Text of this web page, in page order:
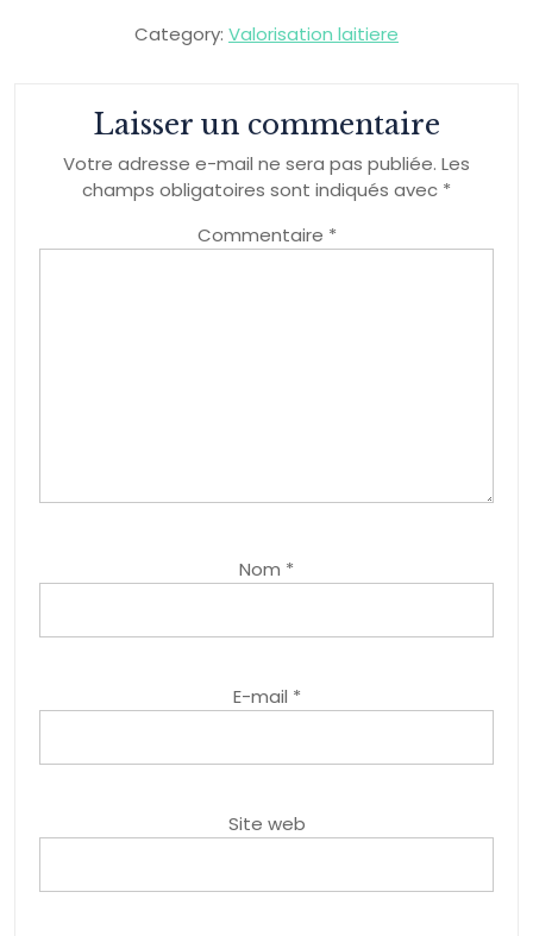
Category: Valorisation laitiere
Laisser un commentaire
Votre adresse e-mail ne sera pas publiée. Les
champs obligatoires sont indiqués avec *
Commentaire *
Nom *
E-mail *
Site web